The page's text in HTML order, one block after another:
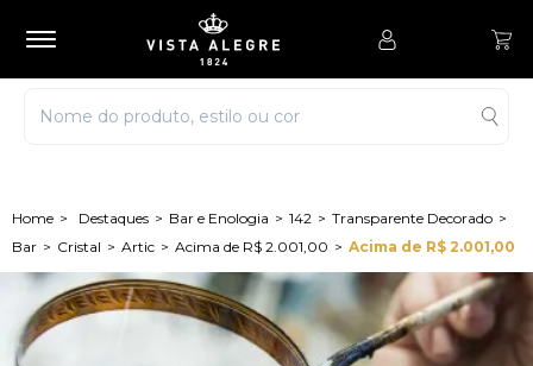
Destaques Bar e Enologia 142
Transparente Decorado
Bar
Cristal Artic Acima de R$ 2.001,00 Acima de R$ 2.001,00